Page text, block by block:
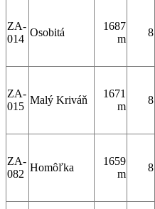
ZA-
014
Osobitá
1687
m
8
ZA-
015
Malý Kriváň
1671
m
8
ZA-
082
Homôľka
1659
m
8